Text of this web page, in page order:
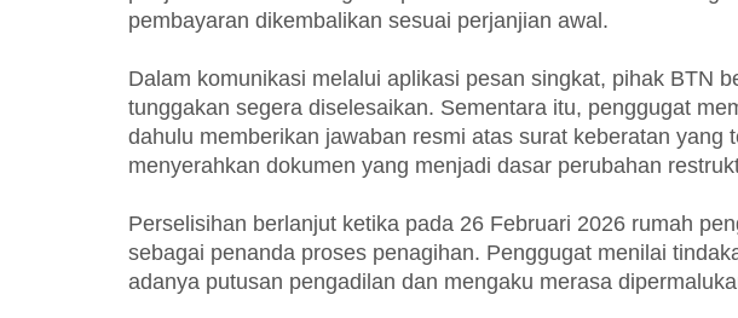
pembayaran dikembalikan sesuai perjanjian awal.
Dalam komunikasi melalui aplikasi pesan singkat, pihak BTN
tunggakan segera diselesaikan. Sementara itu, penggugat
dahulu memberikan jawaban resmi atas surat keberatan yang
menyerahkan dokumen yang menjadi dasar perubahan
Perselisihan berlanjut ketika pada 26 Februari 2026 rumah
sebagai penanda proses penagihan. Penggugat menilai
adanya putusan pengadilan dan mengaku merasa